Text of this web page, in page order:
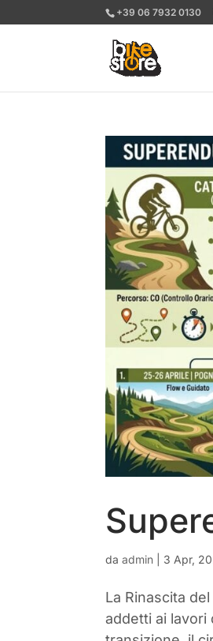
+39 06 7932 0130
daadmin 3 Apr,
La Rinascita
addetti ai lavori